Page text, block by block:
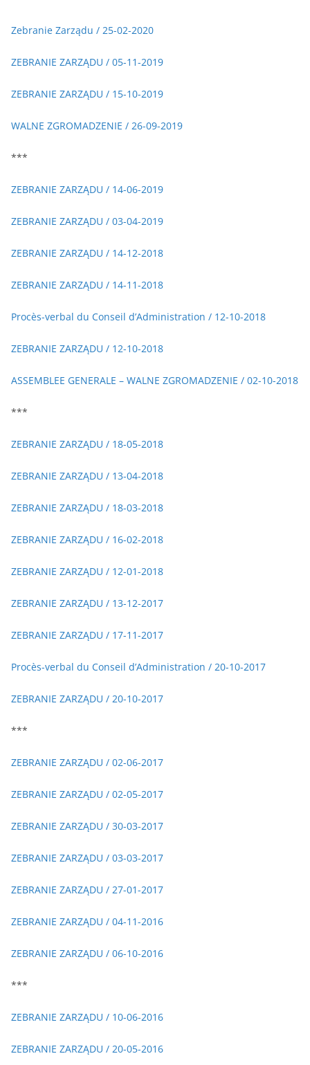
Zebranie Zarządu / 25-02-2020
ZEBRANIE ZARZĄDU / 05-11-2019
ZEBRANIE ZARZĄDU / 15-10-2019
WALNE ZGROMADZENIE / 26-09-2019
***
ZEBRANIE ZARZĄDU / 14-06-2019
ZEBRANIE ZARZĄDU / 03-04-2019
ZEBRANIE ZARZĄDU / 14-12-2018
ZEBRANIE ZARZĄDU / 14-11-2018
Procès-verbal du Conseil d’Administration / 12-10-2018
ZEBRANIE ZARZĄDU / 12-10-2018
ASSEMBLEE GENERALE – WALNE ZGROMADZENIE / 02-10-2018
***
ZEBRANIE ZARZĄDU / 18-05-2018
ZEBRANIE ZARZĄDU / 13-04-2018
ZEBRANIE ZARZĄDU / 18-03-2018
ZEBRANIE ZARZĄDU / 16-02-2018
ZEBRANIE ZARZĄDU / 12-01-2018
ZEBRANIE ZARZĄDU / 13-12-2017
ZEBRANIE ZARZĄDU / 17-11-2017
Procès-verbal du Conseil d’Administration / 20-10-2017
ZEBRANIE ZARZĄDU / 20-10-2017
***
ZEBRANIE ZARZĄDU / 02-06-2017
ZEBRANIE ZARZĄDU / 02-05-2017
ZEBRANIE ZARZĄDU / 30-03-2017
ZEBRANIE ZARZĄDU / 03-03-2017
ZEBRANIE ZARZĄDU / 27-01-2017
ZEBRANIE ZARZĄDU / 04-11-2016
ZEBRANIE ZARZĄDU / 06-10-2016
***
ZEBRANIE ZARZĄDU / 10-06-2016
ZEBRANIE ZARZĄDU / 20-05-2016